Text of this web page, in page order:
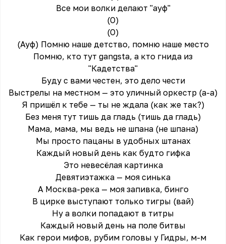
Все мои волки делают "ауф"
(О)
(О)
(Ауф) Помню наше детство, помню наше место
Помню, кто тут gangsta, а кто гнида из
"Кадетства"
Буду с вами честен, это дело чести
Выстрелы на местном — это уличный оркестр (а-а)
Я пришёл к тебе — ты не ждала (как же так?)
Без меня тут тишь да гладь (тишь да гладь)
Мама, мама, мы ведь не шпана (не шпана)
Мы просто пацаны в удобных штанах
Каждый новый день как будто гифка
Это невесёлая картинка
Девятиэтажка — моя синька
А Москва-река — моя запивка, бинго
В цирке выступают только тигры (вай)
Ну а волки попадают в титры
Каждый новый день на поле битвы
Как герои мифов, рубим головы у Гидры, м-м